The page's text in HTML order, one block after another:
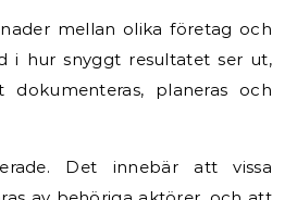
mellan olika företag och
i hur snyggt resultatet ser ut,
planeras och
Det innebär att vissa